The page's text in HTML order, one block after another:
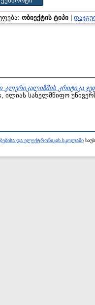
ობიექტის ტიპი|
კლერიკალიზმის კრიტიკა
ილიას სახელმწიფო
და ელექტრონიკის სკოლაში